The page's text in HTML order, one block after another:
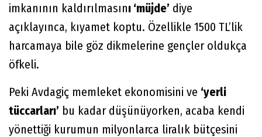
imkanının kaldırılmasını ‘müjde’ diye
açıklayınca, kıyamet koptu. Özellikle 1500 TL’lik
harcamaya bile göz dikmelerine gençler oldukça
öfkeli.
Peki Avdagiç memleket ekonomisini ve ‘yerli
tüccarları’ bu kadar düşünüyorken, acaba kendi
yönettiği kurumun milyonlarca liralık bütçesini